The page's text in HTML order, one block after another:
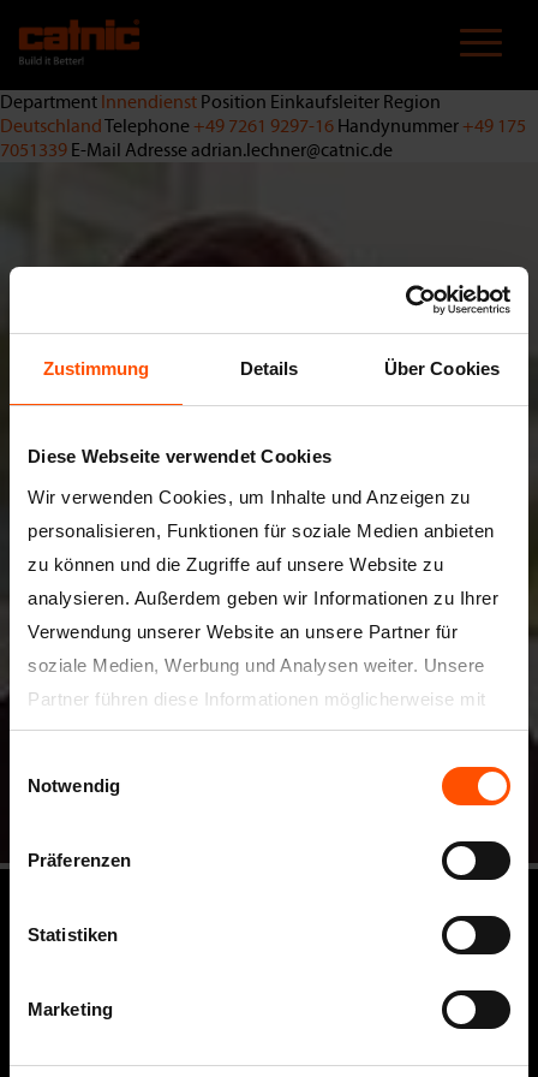
Zustimmung Details Über Cookies
Diese Webseite verwendet Cookies
Wir verwenden Cookies, um Inhalte und Anzeigen zu
personalisieren, Funktionen für soziale Medien anbieten
zu können und die Zugriffe auf unsere Website zu
analysieren. Außerdem geben wir Informationen zu Ihrer
Verwendung unserer Website an unsere Partner für
soziale Medien, Werbung und Analysen weiter. Unsere
Partner führen diese Informationen möglicherweise mit
weiteren Daten zusammen, die Sie ihnen bereitgestellt
haben oder die sie im Rahmen Ihrer Nutzung der Dienste
gesammelt haben.
Notwendig
Präferenzen
Statistiken
Marketing
zum
Inhalt
Department Innendienst Position Einkaufsleiter Region
DeutschlandTelephone +49 7261 9297-16 Handynummer +49 175
7051339 E-Mail Adresseadrian.lechner@catnic.de
Catnic GmbH